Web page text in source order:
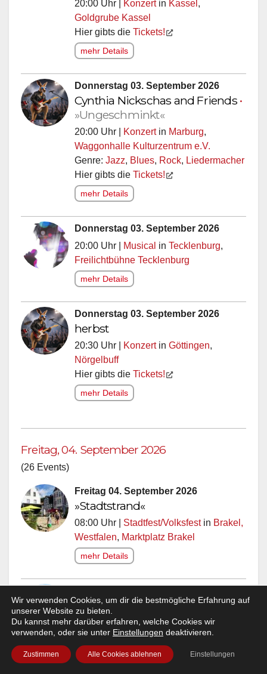
20:00 Uhr | Konzertin Kassel,
Goldgrube Kassel
Hier gibts die Tickets!
mehr Details
Donnerstag 03. September 2026
Cynthia Nickschas and Friends •
»Ungeschminkt«
20:00 Uhr | Konzertin Marburg,
Waggonhalle Kulturzentrum e.V.
Genre: Jazz, Blues, Rock, Liedermacher
Hier gibts die Tickets!
mehr Details
Donnerstag 03. September 2026
20:00 Uhr | Musical in Tecklenburg,
Freilichtbühne Tecklenburg
mehr Details
Donnerstag 03. September 2026
herbst
20:30 Uhr | Konzertin Göttingen,
Nörgelbuff
Hier gibts die Tickets!
mehr Details
Freitag, 04. September 2026
(26 Events)
Freitag 04. September 2026
»Stadtstrand«
08:00 Uhr | Stadtfest/Volksfestin Brakel,
Westfalen, Marktplatz Brakel
mehr Details
»Herbstzauber Kassel 2026«
10:00 Uhr |Markt/Stadtfest/Volksfest
Staatspark Karlsaue &
Blumeninsel Siebenbergen
Wir verwenden Cookies, um dir die bestmögliche Erfahrung auf
unserer Website zu bieten.
Du kannst mehr darüber erfahren, welche Cookies wir
verwenden, oder sie unter Einstellungen deaktivieren.
Zustimmen Alle Cookies ablehnen Einstellungen